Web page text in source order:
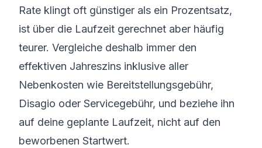
Rate klingt oft günstiger als ein Prozentsatz,
ist über die Laufzeit gerechnet aber häufig
teurer. Vergleiche deshalb immer den
effektiven Jahreszins inklusive aller
Nebenkosten wie Bereitstellungsgebühr,
Disagio oder Servicegebühr, und beziehe ihn
auf deine geplante Laufzeit, nicht auf den
beworbenen Startwert.